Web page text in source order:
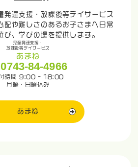
発達支援・放課後等デイサービス
配や難しさのあるお子さまへ日常
び、学びの場を提供します。
児童発達支援・
放課後等デイサービス
あまね
0743-84-4966
時間 9:00 - 18:00
月曜・日曜休み
あまね